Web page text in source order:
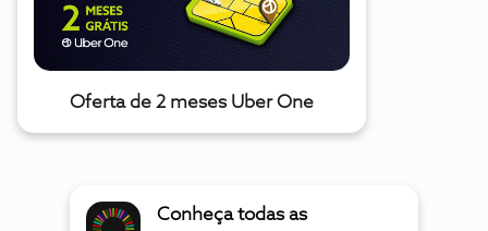
Oferta de 2 meses Uber One
Conheça todas as